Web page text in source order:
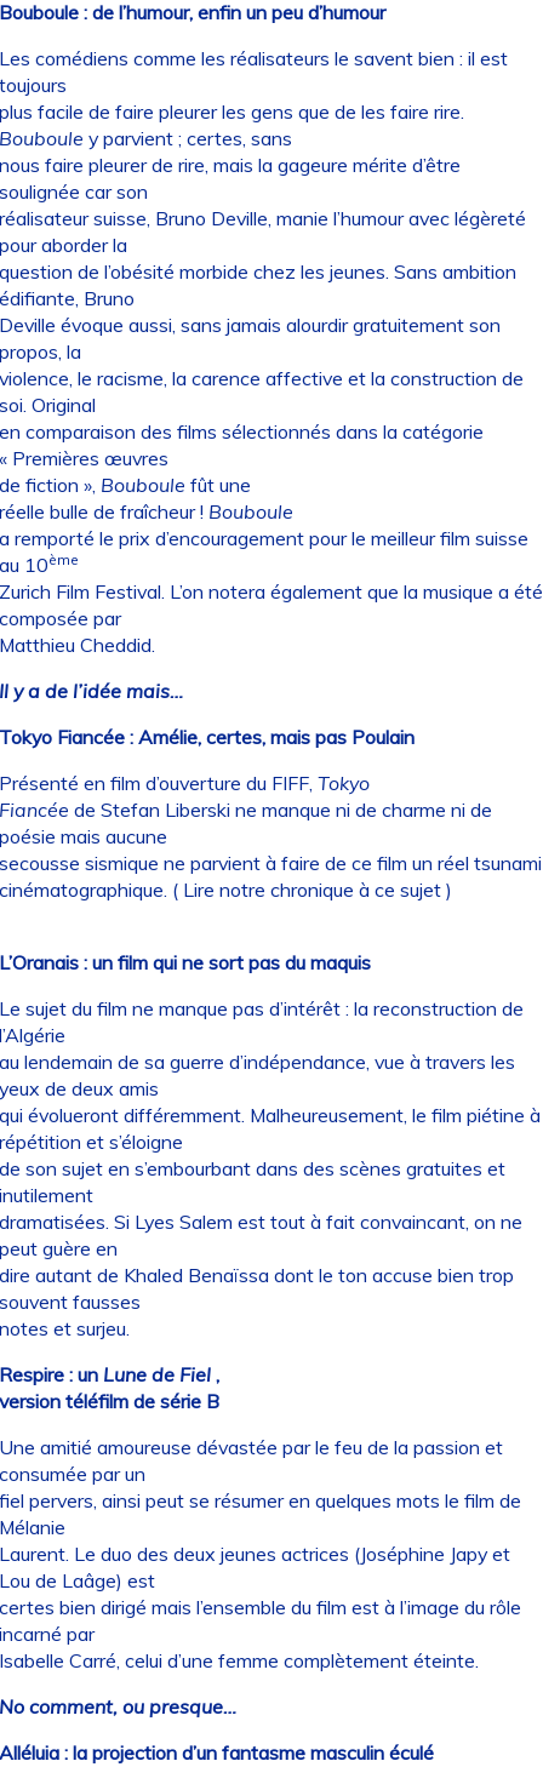
: de l’humour, enfin un peu d’humour
comédiens comme les réalisateurs le savent bien : il est
facile de faire pleurer les gens que de les faire rire.
y parvient ; certes, sans
faire pleurer de rire, mais la gageure mérite d’être
car son
suisse, Bruno Deville, manie l’humour avec légèreté
aborder la
de l’obésité morbide chez les jeunes. Sans ambition
Bruno
évoque aussi, sans jamais alourdir gratuitement son
la
le racisme, la carence affective et la construction de
Original
comparaison des films sélectionnés dans la catégorie
Premières œuvres
fiction », Bouboule fût une
bulle de fraîcheur ! Bouboule
remporté le prix d’encouragement pour le meilleur film suisse
10ème
Film Festival. L’on notera également que la musique a été
par
Cheddid.
y a de l’idée mais…
Fiancée : Amélie, certes, mais pas Poulain
en film d’ouverture du FIFF, Tokyo
de Stefan Liberski ne manque ni de charme ni de
mais aucune
sismique ne parvient à faire de ce film un réel tsunami
( Lire notre chronique à ce sujet)
: un film qui ne sort pas du maquis
sujet du film ne manque pas d’intérêt : la reconstruction de
lendemain de sa guerre d’indépendance, vue à travers les
de deux amis
évolueront différemment. Malheureusement, le film piétine à
et s’éloigne
son sujet en s’embourbant dans des scènes gratuites et
Si Lyes Salem est tout à fait convaincant, on ne
guère en
autant de Khaled Benaïssa dont le ton accuse bien trop
fausses
et surjeu.
: un Lune de Fiel,
téléfilm de série B
amitié amoureuse dévastée par le feu de la passion et
par un
pervers, ainsi peut se résumer en quelques mots le film de
Le duo des deux jeunes actrices (Joséphine Japy et
de Laâge) est
bien dirigé mais l’ensemble du film est à l’image du rôle
par
Carré, celui d’une femme complètement éteinte.
comment, ou presque…
: la projection d’un fantasme masculin éculé